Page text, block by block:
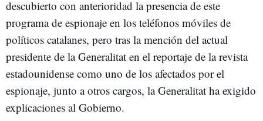
descubierto con anterioridad la presencia de este
programa de espionaje en los teléfonos móviles de
políticos catalanes, pero tras la mención del actual
presidente de la Generalitat en el reportaje de la revista
estadounidense como uno de los afectados por el
espionaje, junto a otros cargos, la Generalitat ha exigido
explicaciones al Gobierno.